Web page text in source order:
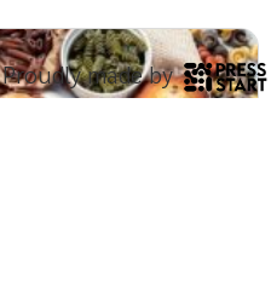
Proudly made by